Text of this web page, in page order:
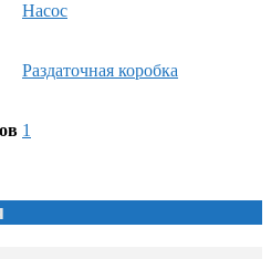
Насос
Раздаточная коробка
1